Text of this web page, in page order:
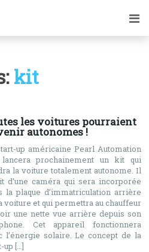
kit
les voitures pourraient
autonomes !
up américaine Pearl Automation
prochainement un kit qui
la voiture totalement autonome. Il
d’une caméra qui sera incorporée
la plaque d’immatriculation arrière
voiture et qui permettra au chauffeur
une nette vue arrière depuis son
Cet appareil fonctionnera
l’énergie solaire. Le concept de la
up […]